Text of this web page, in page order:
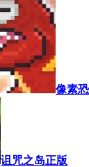
像素
诅咒之岛正版